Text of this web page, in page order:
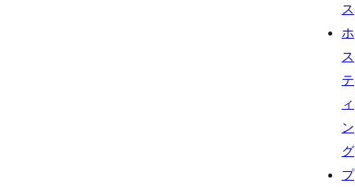
ス
ホ
ス
テ
ィ
ン
グ
プ